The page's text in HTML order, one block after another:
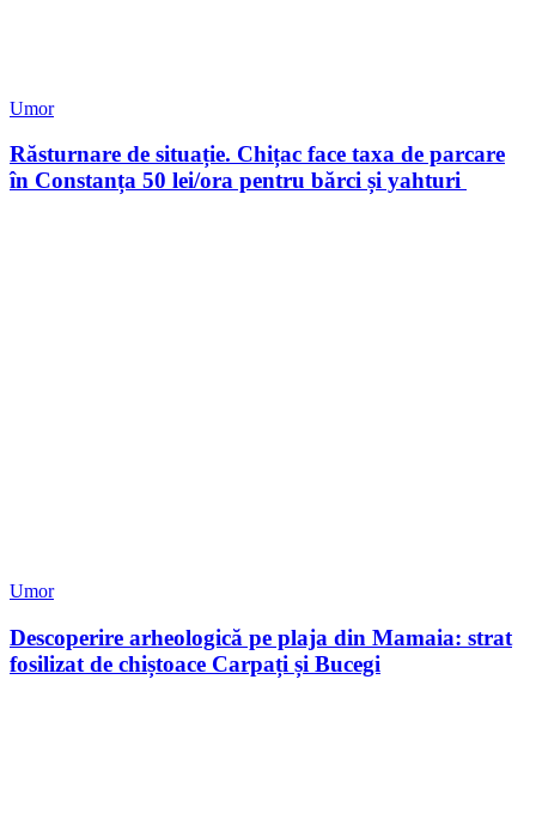
Umor
Răsturnare de situație. Chițac face taxa de parcare
în Constanța 50 lei/ora pentru bărci și yahturi
Umor
Descoperire arheologică pe plaja din Mamaia: strat
fosilizat de chiștoace Carpați și Bucegi